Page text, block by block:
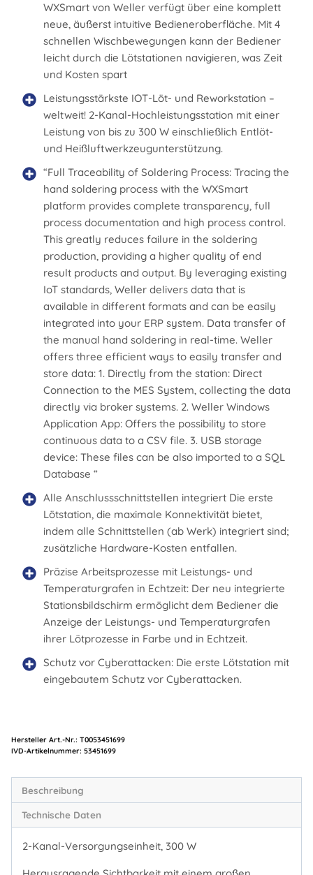
WXSmart von Weller verfügt über eine komplett
neue, äußerst intuitive Bedieneroberfläche. Mit 4
schnellen Wischbewegungen kann der Bediener
leicht durch die Lötstationen navigieren, was Zeit
und Kosten spart
Leistungsstärkste IOT-Löt- und Reworkstation –
weltweit! 2-Kanal-Hochleistungsstation mit einer
Leistung von bis zu 300 W einschließlich Entlöt-
und Heißluftwerkzeugunterstützung.
“Full Traceability of Soldering Process: Tracing the
hand soldering process with the WXSmart
platform provides complete transparency, full
process documentation and high process control.
This greatly reduces failure in the soldering
production, providing a higher quality of end
result products and output. By leveraging existing
IoT standards, Weller delivers data that is
available in different formats and can be easily
integrated into your ERP system. Data transfer of
the manual hand soldering in real-time. Weller
offers three efficient ways to easily transfer and
store data: 1. Directly from the station: Direct
Connection to the MES System, collecting the data
directly via broker systems. 2. Weller Windows
Application App: Offers the possibility to store
continuous data to a CSV file. 3. USB storage
device: These files can be also imported to a SQL
Database “
Alle Anschlussschnittstellen integriert Die erste
Lötstation, die maximale Konnektivität bietet,
indem alle Schnittstellen (ab Werk) integriert sind;
zusätzliche Hardware-Kosten entfallen.
Präzise Arbeitsprozesse mit Leistungs- und
Temperaturgrafen in Echtzeit: Der neu integrierte
Stationsbildschirm ermöglicht dem Bediener die
Anzeige der Leistungs- und Temperaturgrafen
ihrer Lötprozesse in Farbe und in Echtzeit.
Schutz vor Cyberattacken: Die erste Lötstation mit
eingebautem Schutz vor Cyberattacken.
Hersteller Art.-Nr.: T0053451699
Artikelnummer: 53451699
Beschreibung
Technische Daten
2-Kanal-Versorgungseinheit, 300 W